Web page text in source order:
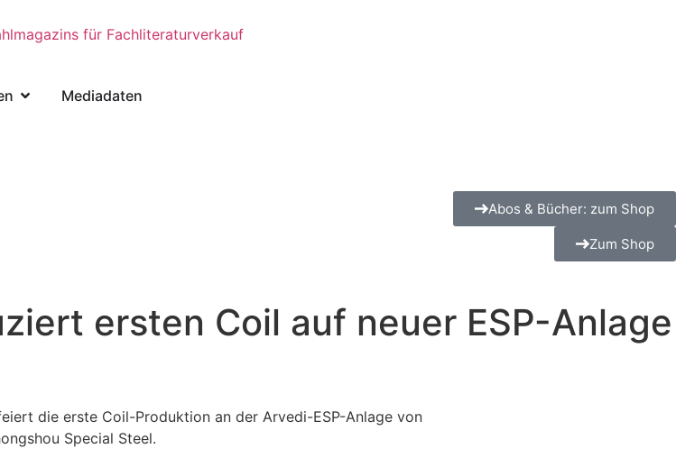
Mediadaten
Abos & Bücher: zum Shop
Zum Shop
ersten Coil auf neuer ESP-Anlage